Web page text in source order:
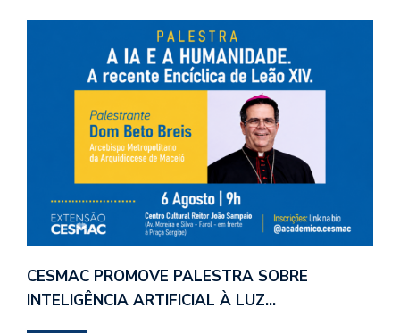
CESMAC PROMOVE PALESTRA SOBRE
INTELIGÊNCIA ARTIFICIAL À LUZ…